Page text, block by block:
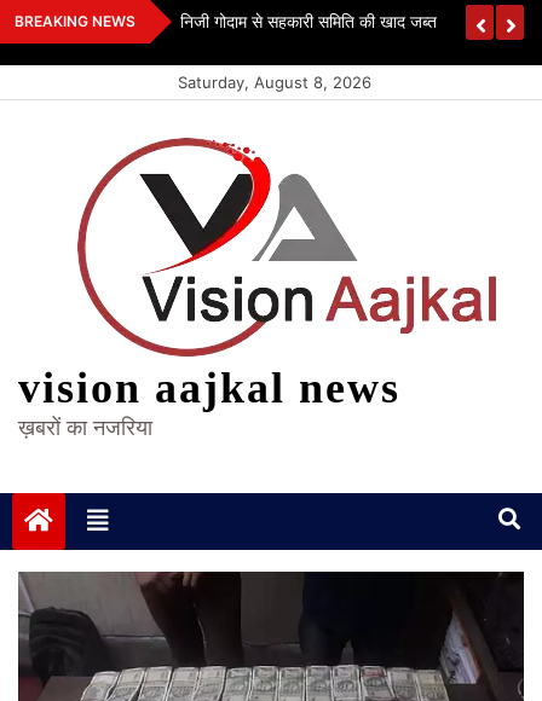
Skip
to
BREAKING NEWS निजी गोदाम से सहकारी समिति की खाद जब्त
Saturday, August 8, 2026
vision aajkal news
ख़बरों का नजरिया